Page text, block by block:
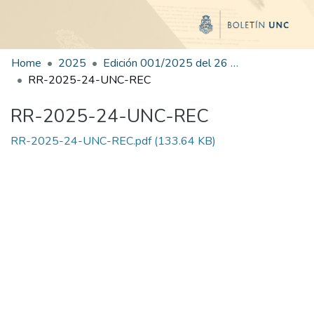
Home 2025
Edición 001/2025 del 26 de mayo de 2025
RR-2025-24-UNC-REC
RR-2025-24-UNC-REC
RR-2025-24-UNC-REC.pdf(133.64 KB)